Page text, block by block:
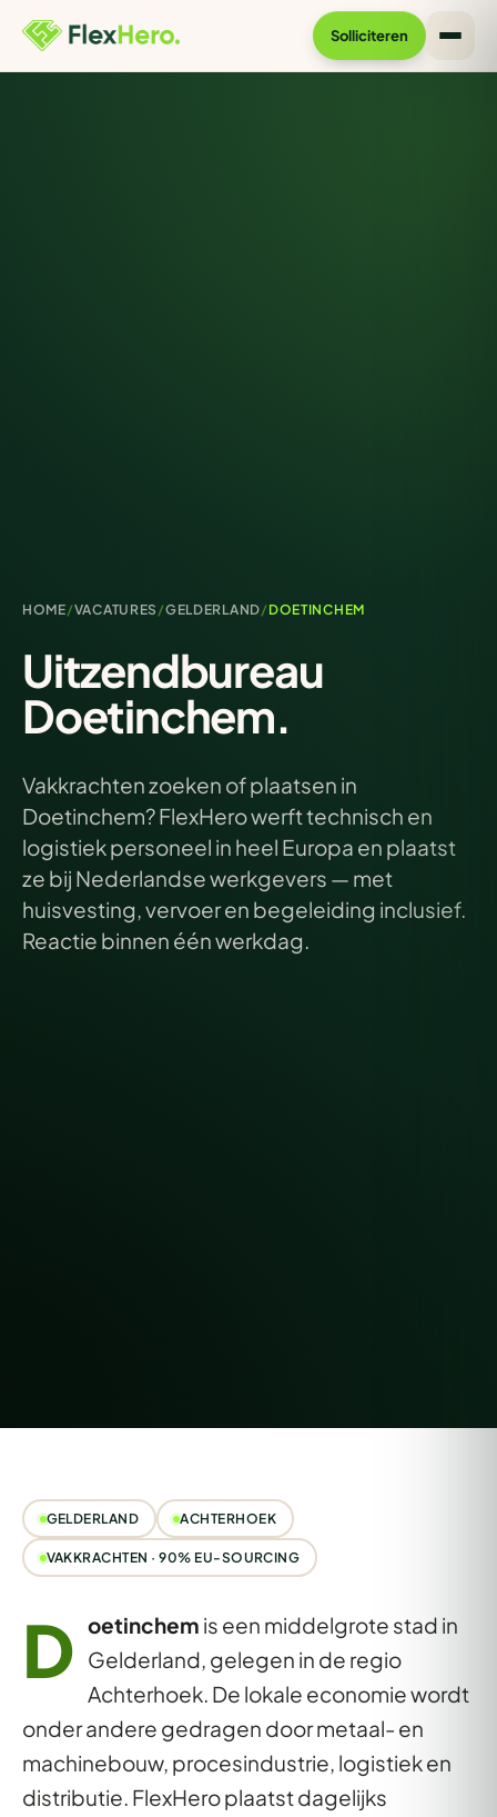
Solliciteren
HOME/VACATURES /GELDERLAND/ DOETINCHEM
Uitzendbureau
Doetinchem.
Vakkrachten zoeken of plaatsen in
Doetinchem? FlexHero werft technisch en
logistiek personeel in heel Europa en plaatst
ze bij Nederlandse werkgevers — met
huisvesting, vervoer en begeleiding inclusief.
Reactie binnen één werkdag.
GELDERLAND ACHTERHOEK
VAKKRACHTEN · 90% EU-SOURCING
D oetinchem is een middelgrote stad in
Gelderland, gelegen in de regio
Achterhoek. De lokale economie wordt
onder andere gedragen door metaal- en
machinebouw, procesindustrie, logistiek en
distributie. FlexHero plaatst dagelijks